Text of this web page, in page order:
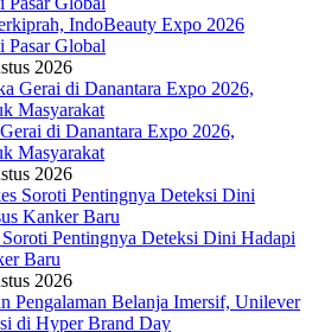
IndoBeauty Expo 2026
Pasar Global
2026
di Danantara Expo 2026,
Masyarakat
2026
Pentingnya Deteksi Dini Hadapi
Baru
2026